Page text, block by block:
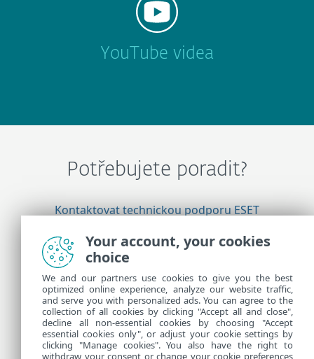
YouTube videa
Potřebujete poradit?
Kontaktovat technickou podporu ESET
Více informací
Technické novinky
Customer Advisories
Your account, your cookies
choice
We and our partners use cookies to give you the best
optimized online experience, analyze our website traffic,
and serve you with personalized ads. You can agree to the
collection of all cookies by clicking "Accept all and close",
decline all non-essential cookies by choosing "Accept
essential cookies only", or adjust your cookie settings by
clicking "Manage cookies". You also have the right to
withdraw your consent or change your cookie preferences